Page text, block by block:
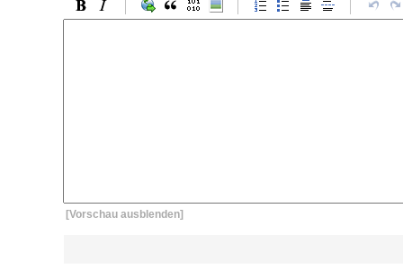
[Vorschau ausblenden]